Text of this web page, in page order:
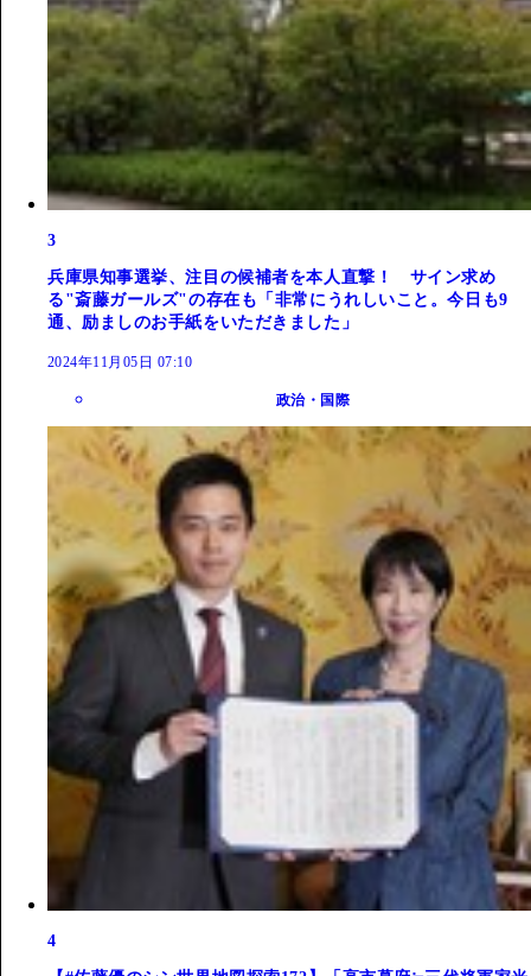
3
兵庫県知事選挙、注目の候補者を本人直撃！ サイン求め
る"斎藤ガールズ"の存在も「非常にうれしいこと。今日も9
通、励ましのお手紙をいただきました」
2024年11月05日 07:10
政治・国際
4